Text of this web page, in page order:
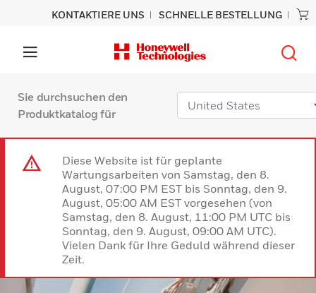
KONTAKTIERE UNS SCHNELLE BESTELLUNG
Sie durchsuchen den
Produktkatalog für
Diese Website ist für geplante
Wartungsarbeiten von Samstag, den 8.
August, 07:00 PM EST bis Sonntag, den 9.
August, 05:00 AM EST vorgesehen (von
Samstag, den 8. August, 11:00 PM UTC bis
Sonntag, den 9. August, 09:00 AM UTC).
Vielen Dank für Ihre Geduld während dieser
Zeit.